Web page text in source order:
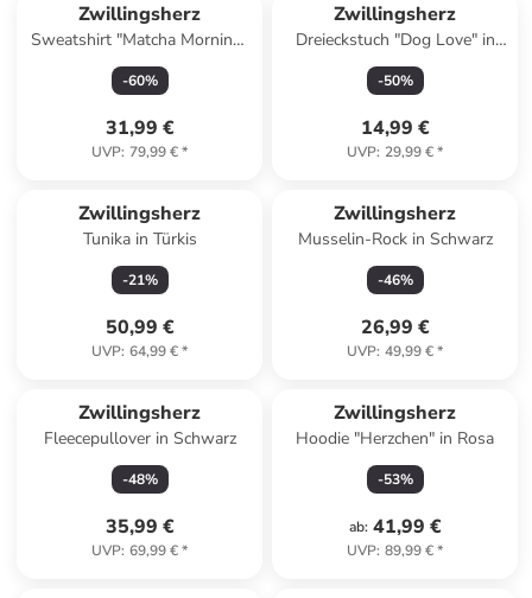
Zwillingsherz
Sweatshirt "Matcha Morning"
in Grün
-60%
31,99 €
UVP: 79,99 €*
Zwillingsherz
Dreieckstuch "Dog Love" in
Hellbraun/ Beige - (L)138 x
(B)68 cm
-50%
14,99 €
UVP: 29,99 €*
Zwillingsherz
Tunika in Türkis
-21%
50,99 €
UVP: 64,99 €*
Zwillingsherz
Musselin-Rock in Schwarz
-46%
26,99 €
UVP: 49,99 €*
Zwillingsherz
Fleecepullover in Schwarz
-48%
35,99 €
UVP: 69,99 €*
Zwillingsherz
Hoodie "Herzchen" in Rosa
-53%
ab: 41,99 €
UVP: 89,99 €*